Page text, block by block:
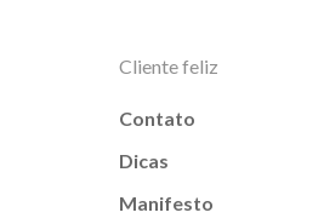
Cliente feliz
Contato
Dicas
Manifesto